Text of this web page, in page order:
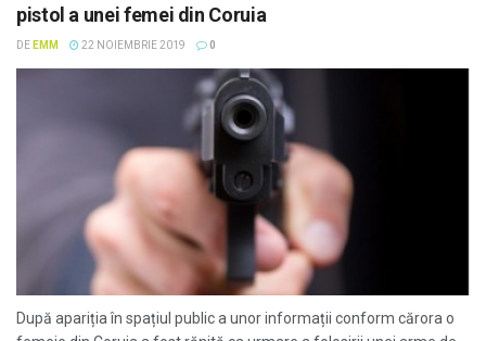
pistol a unei femei din Coruia
DE EMM 22 NOIEMBRIE 2019 0
După apariția în spațiul public a unor informații conform cărora o